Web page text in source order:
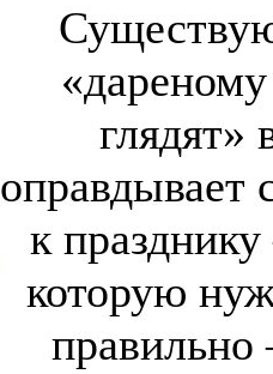
глядят»
оправдывает
к
которую
правильно